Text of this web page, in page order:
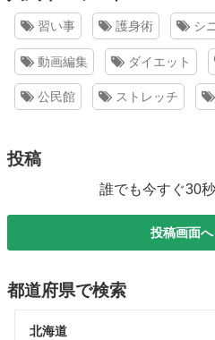
習い事 護身術 シ
動画編集 ダイエット
公民館 ストレッチ
投稿
誰でも今すぐ30
投稿画面
都道府県で検索
北海道